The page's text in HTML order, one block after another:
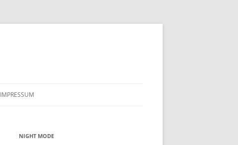
IMPRESSUM
NIGHT MODE